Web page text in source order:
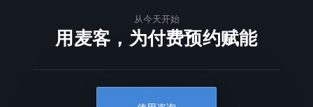
从今天开始
用麦客，为付费预约赋能